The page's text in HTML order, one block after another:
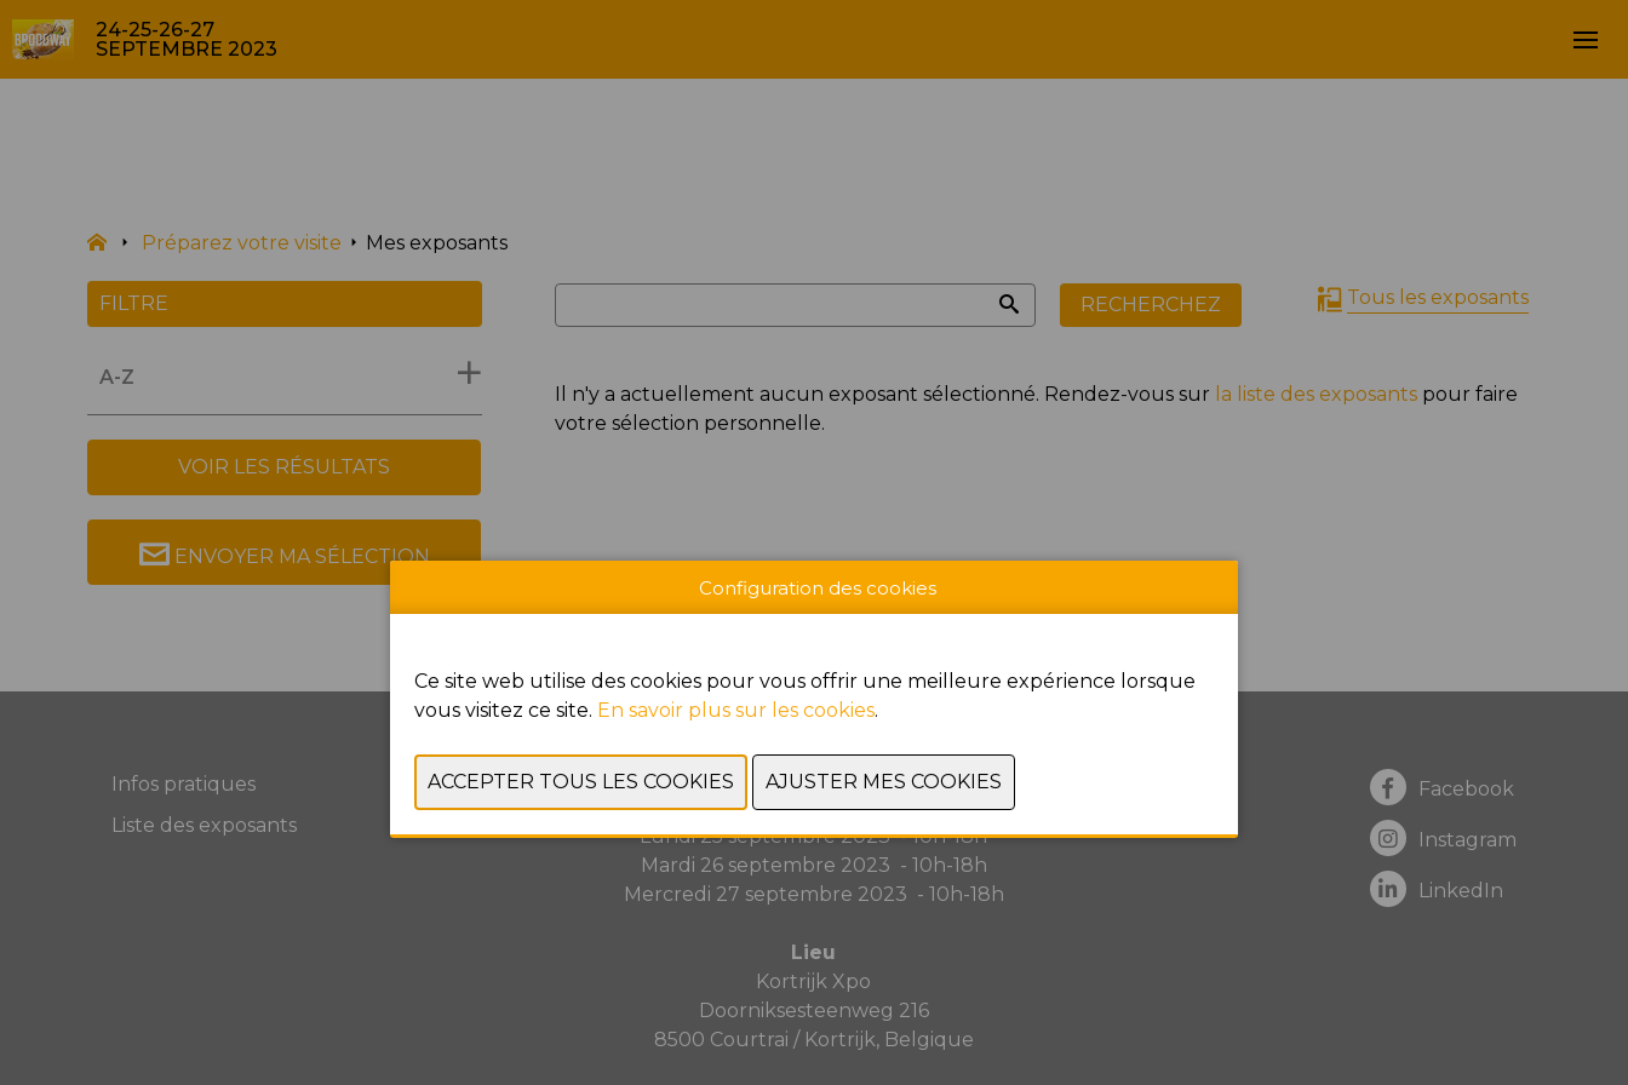
24-25-26-27
SEPTEMBRE 2023
Préparez votre visite Mes exposants
FILTRE RECHERCHEZ Tous les exposants
A-Z
VOIR LES RÉSULTATS
ENVOYER MA SÉLECTION
Il n'y a actuellement aucun exposant sélectionné. Rendez-vous sur la liste des exposantspour faire
votre sélection personnelle.
Infos pratiques
Liste des exposants
Dates et heures d'ouverture
Dimanche 24 septembre 2023 - 10h-18h
Lundi 25 septembre 2023 - 10h-18h
Mardi 26 septembre 2023 - 10h-18h
Mercredi 27 septembre 2023 - 10h-18h
Lieu
Kortrijk Xpo
Doorniksesteenweg 216
8500 Courtrai / Kortrijk, Belgique
Facebook
Instagram
LinkedIn
Configuration des cookies
Ce site web utilise des cookies pour vous offrir une meilleure expérience lorsque
vous visitez ce site. En savoir plus sur les cookies.